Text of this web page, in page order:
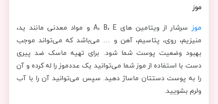
موز
موز
سرشار از ویتامین های A، B، E و مواد معدنی مانند ید،
منیزیم، روی، پتاسیم، آهن و … می‌باشد که می‌تواند موجب
بهبود وضعیت پوست شما شود. برای تهیه ماسک ضد پیری
دست با استفاده از موز شما می‌توانید یک عددموز را له کرده و آن
را به پوست دستتان ماساژ دهید. سپس می‌توانید آن را با آب
ولرم بشویید.